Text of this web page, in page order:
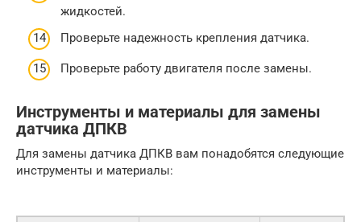
жидкостей.
Проверьте надежность крепления датчика.
Проверьте работу двигателя после замены.
Инструменты и материалы для замены
датчика ДПКВ
Для замены датчика ДПКВ вам понадобятся следующие
инструменты и материалы: